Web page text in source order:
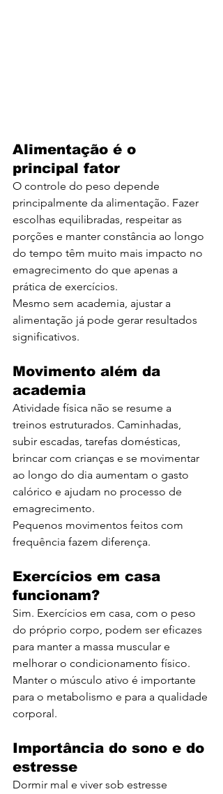
Alimentação é o
principal fator
O controle do peso depende
principalmente da alimentação. Fazer
escolhas equilibradas, respeitar as
porções e manter constância ao longo
do tempo têm muito mais impacto no
emagrecimento do que apenas a
prática de exercícios.
Mesmo sem academia, ajustar a
alimentação já pode gerar resultados
significativos.
Movimento além da
academia
Atividade física não se resume a
treinos estruturados. Caminhadas,
subir escadas, tarefas domésticas,
brincar com crianças e se movimentar
ao longo do dia aumentam o gasto
calórico e ajudam no processo de
emagrecimento.
Pequenos movimentos feitos com
frequência fazem diferença.
Exercícios em casa
funcionam?
Sim. Exercícios em casa, com o peso
do próprio corpo, podem ser eficazes
para manter a massa muscular e
melhorar o condicionamento físico.
Manter o músculo ativo é importante
para o metabolismo e para a qualidade
corporal.
Importância do sono e do
estresse
Dormir mal e viver sob estresse